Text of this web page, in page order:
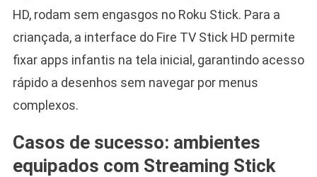
HD, rodam sem engasgos no Roku Stick. Para a
criançada, a interface do Fire TV Stick HD permite
fixar apps infantis na tela inicial, garantindo acesso
rápido a desenhos sem navegar por menus
complexos.
Casos de sucesso: ambientes
equipados com Streaming Stick